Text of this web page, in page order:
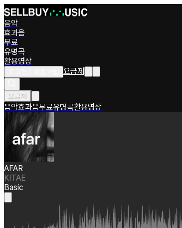
음악
효과음
무료
유명곡
활용영상
요금제
요금제
음악효과음무료유명곡활용영상
AFAR
KITAE
Basic